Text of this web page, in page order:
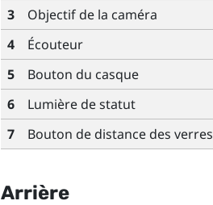
3
Objectif de la caméra
4
Écouteur
5
Bouton du casque
6
Lumière de statut
7
Bouton de distance des verres
Arrière